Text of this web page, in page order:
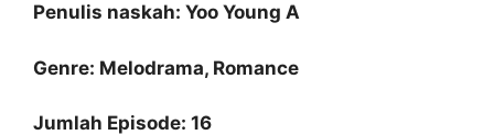
Penulis naskah: Yoo Young A
Genre: Melodrama, Romance
Jumlah Episode: 16